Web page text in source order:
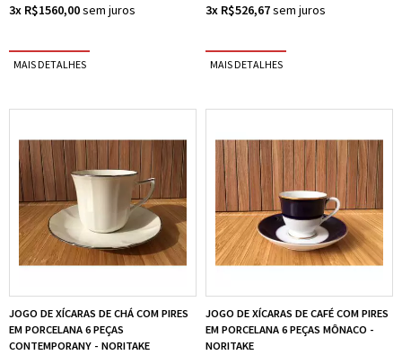
3x R$1560,00 3x R$526,67
JOGO DE XÍCARAS DE CHÁ COM PIRES
EM PORCELANA 6 PEÇAS
CONTEMPORANY - NORITAKE
JOGO DE XÍCARAS DE CAFÉ COM PIRES
EM PORCELANA 6 PEÇAS MÔNACO -
NORITAKE